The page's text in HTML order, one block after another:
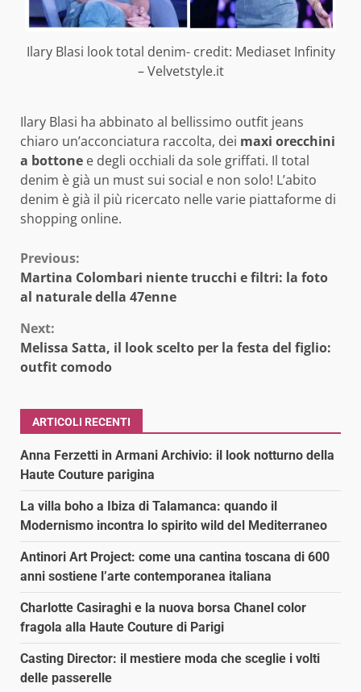
Ilary Blasi look total denim- credit: Mediaset Infinity
– Velvetstyle.it
Ilary Blasi ha abbinato al bellissimo outfit jeans
chiaro un’acconciatura raccolta, dei maxi orecchini
a bottone e degli occhiali da sole griffati. Il total
denim è già un must sui social e non solo! L’abito
denim è già il più ricercato nelle varie piattaforme di
shopping online.
Continue
Reading
Previous:
Martina Colombari niente trucchi e filtri: la foto
al naturale della 47enne
Next:
Melissa Satta, il look scelto per la festa del figlio:
outfit comodo
ARTICOLI RECENTI
Anna Ferzetti in Armani Archivio: il look notturno della
Haute Couture parigina
La villa boho a Ibiza di Talamanca: quando il
Modernismo incontra lo spirito wild del Mediterraneo
Antinori Art Project: come una cantina toscana di 600
anni sostiene l’arte contemporanea italiana
Charlotte Casiraghi e la nuova borsa Chanel color
fragola alla Haute Couture di Parigi
Casting Director: il mestiere moda che sceglie i volti
delle passerelle